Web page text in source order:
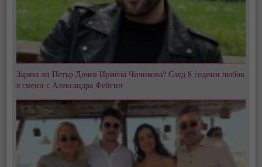
Заряза ли Петър Дочев Ирмена Чичикова? След 8 години любов
я смени с Александра Фейгин